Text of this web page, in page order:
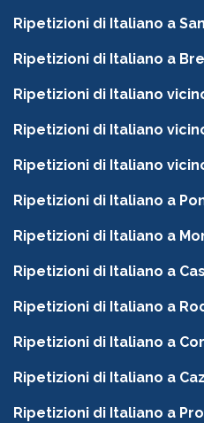
Ripetizioni di Italiano a
Ripetizioni di Italiano a
Ripetizioni di Italiano
Ripetizioni di Italiano
Ripetizioni di Italiano
Ripetizioni di Italiano a
Ripetizioni di Italiano a
Ripetizioni di Italiano a
Ripetizioni di Italiano a
Ripetizioni di Italiano a
Ripetizioni di Italiano a
Ripetizioni di Italiano a